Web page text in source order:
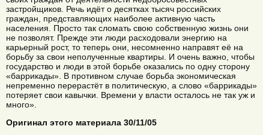
застройщиков. Речь идёт о десятках тысяч российских
граждан, представляющих наиболее активную часть
населения. Просто так сломать свою собственную жизнь они
не позволят. Прежде эти люди расходовали энергию на
карьерный рост, то теперь они, несомненно направят её на
борьбу за свои неполученные квартиры. И очень важно, чтобы
государство и люди в этой борьбе оказались по одну сторону
«баррикады». В противном случае борьба экономическая
непременно перерастёт в политическую, а слово «баррикады»
потеряет свои кавычки. Времени у власти осталось не так уж и
много».
Оригинал этого материала 30/11/05